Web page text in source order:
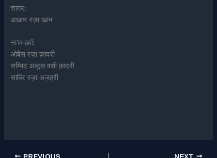
शायर:
अख़्तर रज़ा ख़ान
ना’त-ख़्वाँ:
ओवैस रज़ा क़ादरी
सय्यिद अब्दुल वसी क़ादरी
साबिर रज़ा अज़हरी
PREVIOUS NEXT